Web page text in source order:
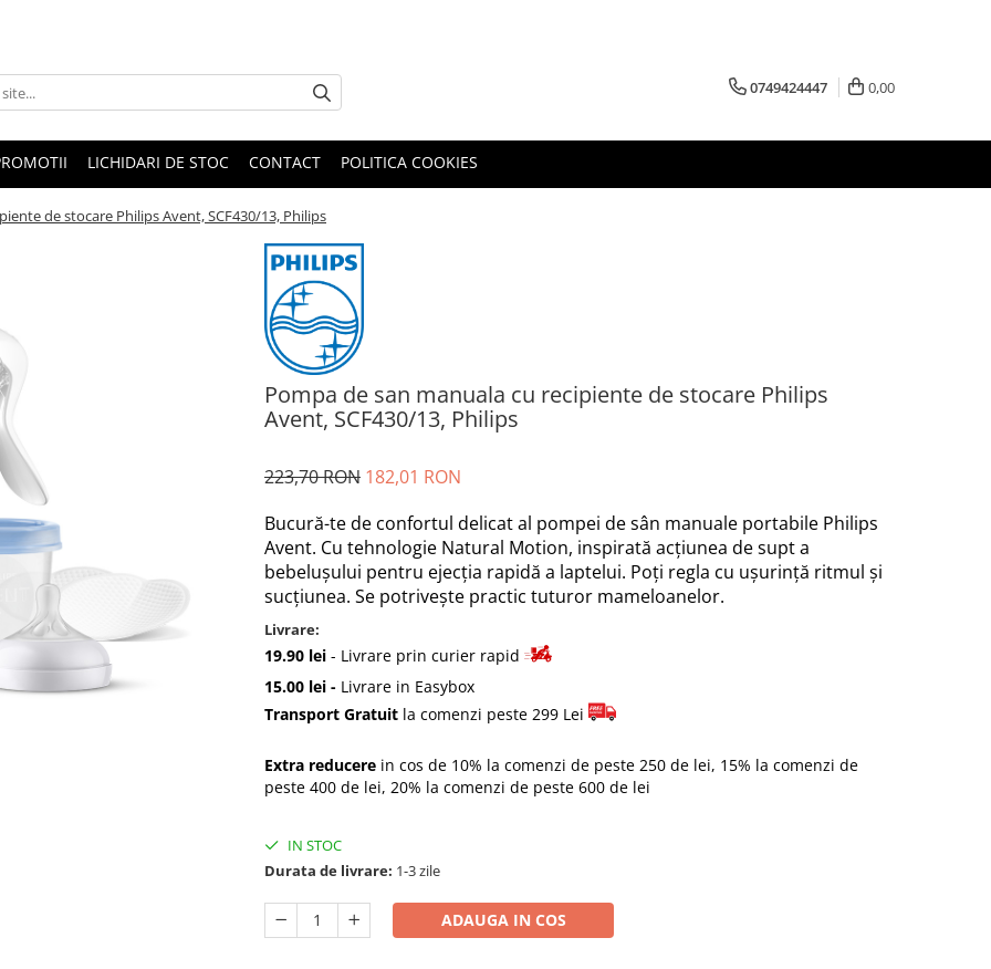
0749424447 0,00
LICHIDARI DE STOC CONTACT POLITICA COOKIES
de stocare Philips Avent, SCF430/13, Philips
Pompa de san manuala cu recipiente de stocare Philips
Avent, SCF430/13, Philips
223,70 RON 182,01 RON
Bucură-te de confortul delicat al pompei de sân manuale portabile Philips
Avent. Cu tehnologie Natural Motion, inspirată acţiunea de supt a
bebeluşului pentru ejecţia rapidă a laptelui. Poţi regla cu uşurinţă ritmul şi
sucţiunea. Se potriveşte practic tuturor mameloanelor.
Livrare:
19.90 lei - Livrare prin curier rapid
15.00 lei - Livrare in Easybox
Transport Gratuit la comenzi peste 299 Lei
Extra reducere in cos de 10% la comenzi de peste 250 de lei, 15% la comenzi de
peste 400 de lei, 20% la comenzi de peste 600 de lei
IN STOC
Durata de livrare: 1-3 zile
ADAUGA IN COS